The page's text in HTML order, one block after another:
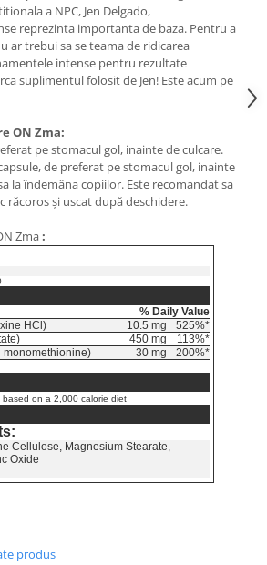
a NPC, Jen Delgado,
reprezinta importanta de baza. Pentru a
ar trebui sa se teama de ridicarea
intense pentru rezultate
suplimentul folosit de Jen! Este acum pe
ON Zma:
pe stomacul gol, inainte de culcare.
de preferat pe stomacul gol, inainte
la îndemâna copiilor. Este recomandat sa
răcoros și uscat după deschidere.
Zma:
% Daily Value
HCl)
10.5 mg
525%*
450 mg
113%*
monomethionine)
30 mg 200%*
based on a 2,000 calorie diet
Cellulose , Magnesium Stearate
Oxide
produs